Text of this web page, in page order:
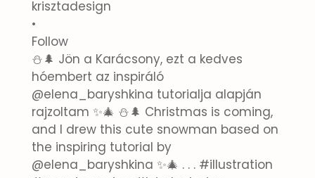
krisztadesign
•
Follow
⛄🌲 Jön a Karácsony, ezt a kedves
hóembert az inspiráló
@elena_baryshkina tutorialja alapján
rajzoltam ✨🎄 ⛄🌲 Christmas is coming,
and I drew this cute snowman based on
the inspiring tutorial by
@elena_baryshkina ✨🎄 . . . #illustration